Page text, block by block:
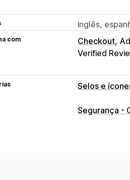
inglês,
com Checkout
Verified
Selos e
Tipos de
Segurança -